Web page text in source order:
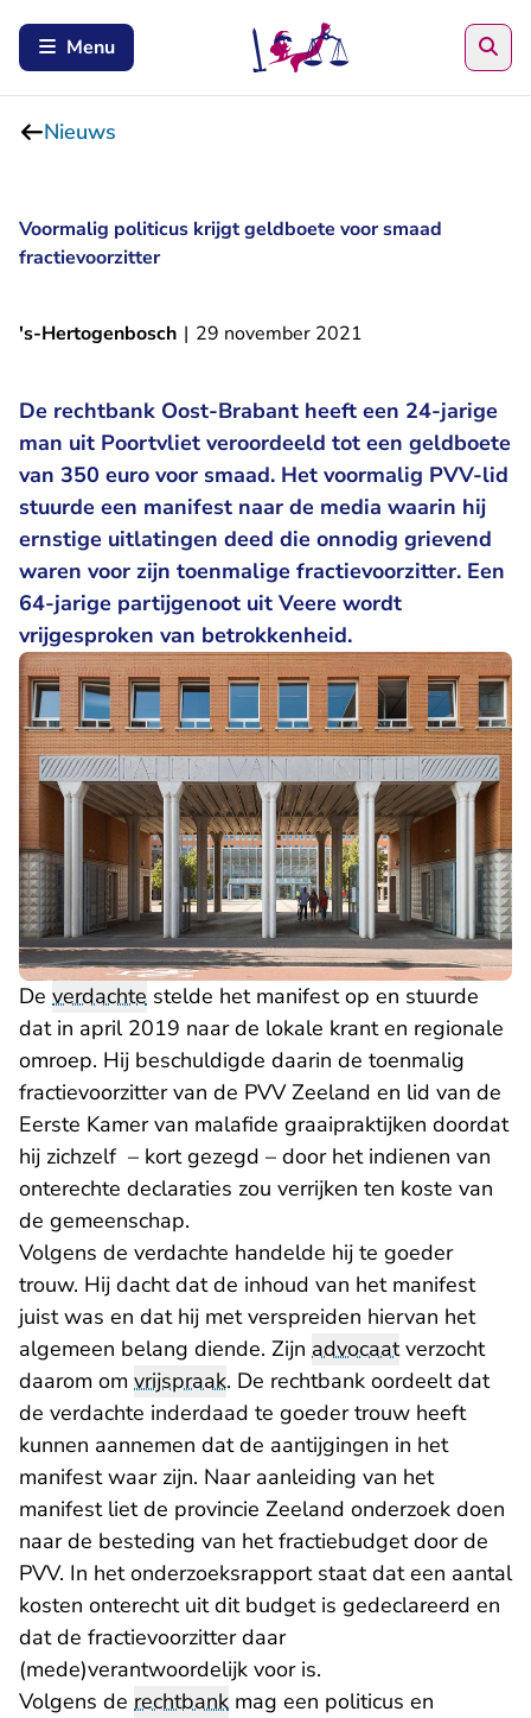
Menu
Nieuws
Voormalig politicus krijgt geldboete voor smaad
fractievoorzitter
's-Hertogenbosch | 29 november 2021
De rechtbank Oost-Brabant heeft een 24-jarige
man uit Poortvliet veroordeeld tot een geldboete
van 350 euro voor smaad. Het voormalig PVV-lid
stuurde een manifest naar de media waarin hij
ernstige uitlatingen deed die onnodig grievend
waren voor zijn toenmalige fractievoorzitter. Een
64-jarige partijgenoot uit Veere wordt
vrijgesproken van betrokkenheid.
De verdachte stelde het manifest op en stuurde
dat in april 2019 naar de lokale krant en regionale
omroep. Hij beschuldigde daarin de toenmalig
fractievoorzitter van de PVV Zeeland en lid van de
Eerste Kamer van malafide graaipraktijken doordat
hij zichzelf – kort gezegd – door het indienen van
onterechte declaraties zou verrijken ten koste van
de gemeenschap.
Volgens de verdachte handelde hij te goeder
trouw. Hij dacht dat de inhoud van het manifest
juist was en dat hij met verspreiden hiervan het
algemeen belang diende. Zijn advocaatverzocht
daarom om vrijspraak. De rechtbank oordeelt dat
de verdachte inderdaad te goeder trouw heeft
kunnen aannemen dat de aantijgingen in het
manifest waar zijn. Naar aanleiding van het
manifest liet de provincie Zeeland onderzoek doen
naar de besteding van het fractiebudget door de
PVV. In het onderzoeksrapport staat dat een aantal
kosten onterecht uit dit budget is gedeclareerd en
dat de fractievoorzitter daar
(mede)verantwoordelijk voor is.
Volgens de rechtbank mag een politicus en